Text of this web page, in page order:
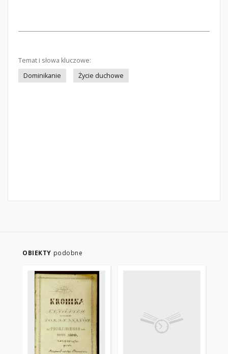
Temat i słowa kluczowe:
Dominikanie
Życie duchowe
OBIEKTY podobne